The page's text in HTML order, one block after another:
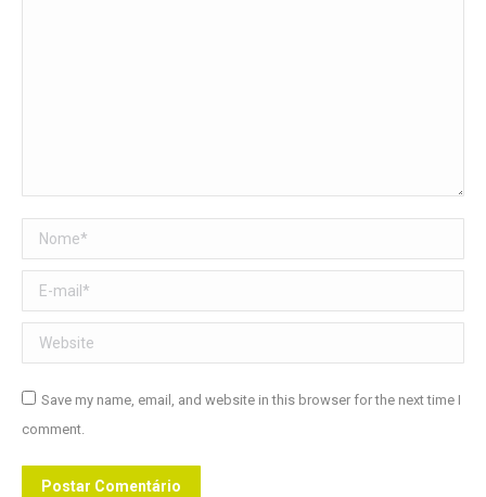
Nome *
E-mail *
Website
Save my name, email, and website in this browser for the next time I
comment.
Postar Comentário